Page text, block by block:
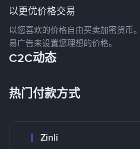
以更优价格交易
以您喜欢的价格自由买卖加密货币
易广告来设置您理想的价格。
C2C动态
热门付款方式
Zinli